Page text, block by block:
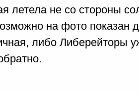
летела не со стороны
на фото показан
либо Либерейторы